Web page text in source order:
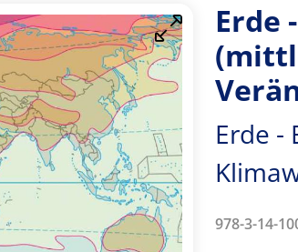
Erde
Erde -
978-3-14-